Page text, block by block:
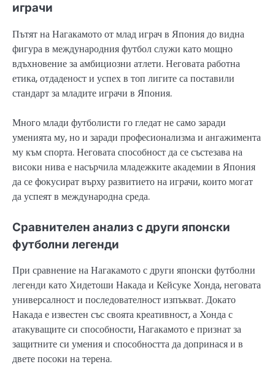
играчи
Пътят на Нагакамото от млад играч в Япония до видна
фигура в международния футбол служи като мощно
вдъхновение за амбициозни атлети. Неговата работна
етика, отдаденост и успех в топ лигите са поставили
стандарт за младите играчи в Япония.
Много млади футболисти го гледат не само заради
уменията му, но и заради професионализма и ангажимента
му към спорта. Неговата способност да се състезава на
високи нива е насърчила младежките академии в Япония
да се фокусират върху развитието на играчи, които могат
да успеят в международна среда.
Сравнителен анализ с други японски
футболни легенди
При сравнение на Нагакамото с други японски футболни
легенди като Хидетоши Накада и Кейсуке Хонда, неговата
универсалност и последователност изпъкват. Докато
Накада е известен със своята креативност, а Хонда с
атакуващите си способности, Нагакамото е признат за
защитните си умения и способността да допринася и в
двете посоки на терена.